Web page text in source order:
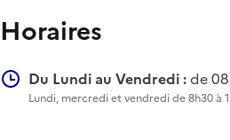
Horaires
Du Lundi au Vendredi :de
Lundi, mercredi et vendredi de 8h30 à